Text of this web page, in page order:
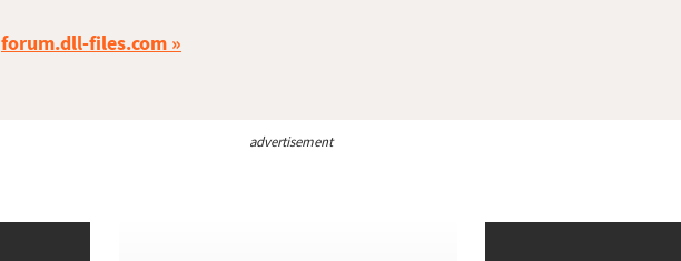
forum.dll-files.com
advertisement